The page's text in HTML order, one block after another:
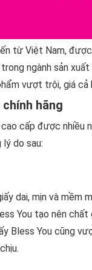
từ Việt Nam,
ngành sản
vượt trội, giá cả
hãng
cấp được nhiều
do sau:
dai, mịn và mềm
You tạo nên
Bless You cũng